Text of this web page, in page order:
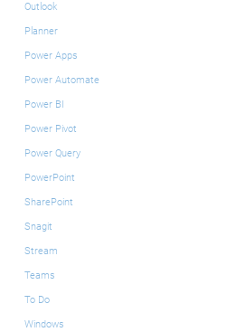
Outlook
Planner
Power Apps
Power Automate
Power BI
Power Pivot
Power Query
PowerPoint
SharePoint
Snagit
Stream
Teams
To Do
Windows